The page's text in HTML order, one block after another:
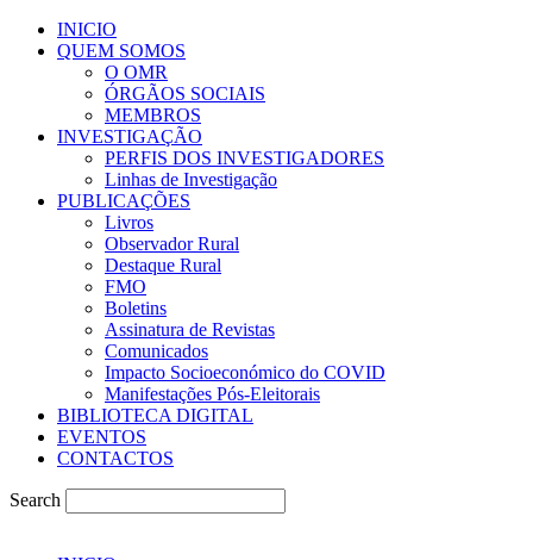
INICIO
QUEM SOMOS
O OMR
ÓRGÃOS SOCIAIS
MEMBROS
INVESTIGAÇÃO
PERFIS DOS INVESTIGADORES
Linhas de Investigação
PUBLICAÇÕES
Livros
Observador Rural
Destaque Rural
FMO
Boletins
Assinatura de Revistas
Comunicados
Impacto Socioeconómico do COVID
Manifestações Pós-Eleitorais
BIBLIOTECA DIGITAL
EVENTOS
CONTACTOS
Search